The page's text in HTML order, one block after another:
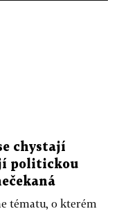
chystají
politickou
tématu, o kterém